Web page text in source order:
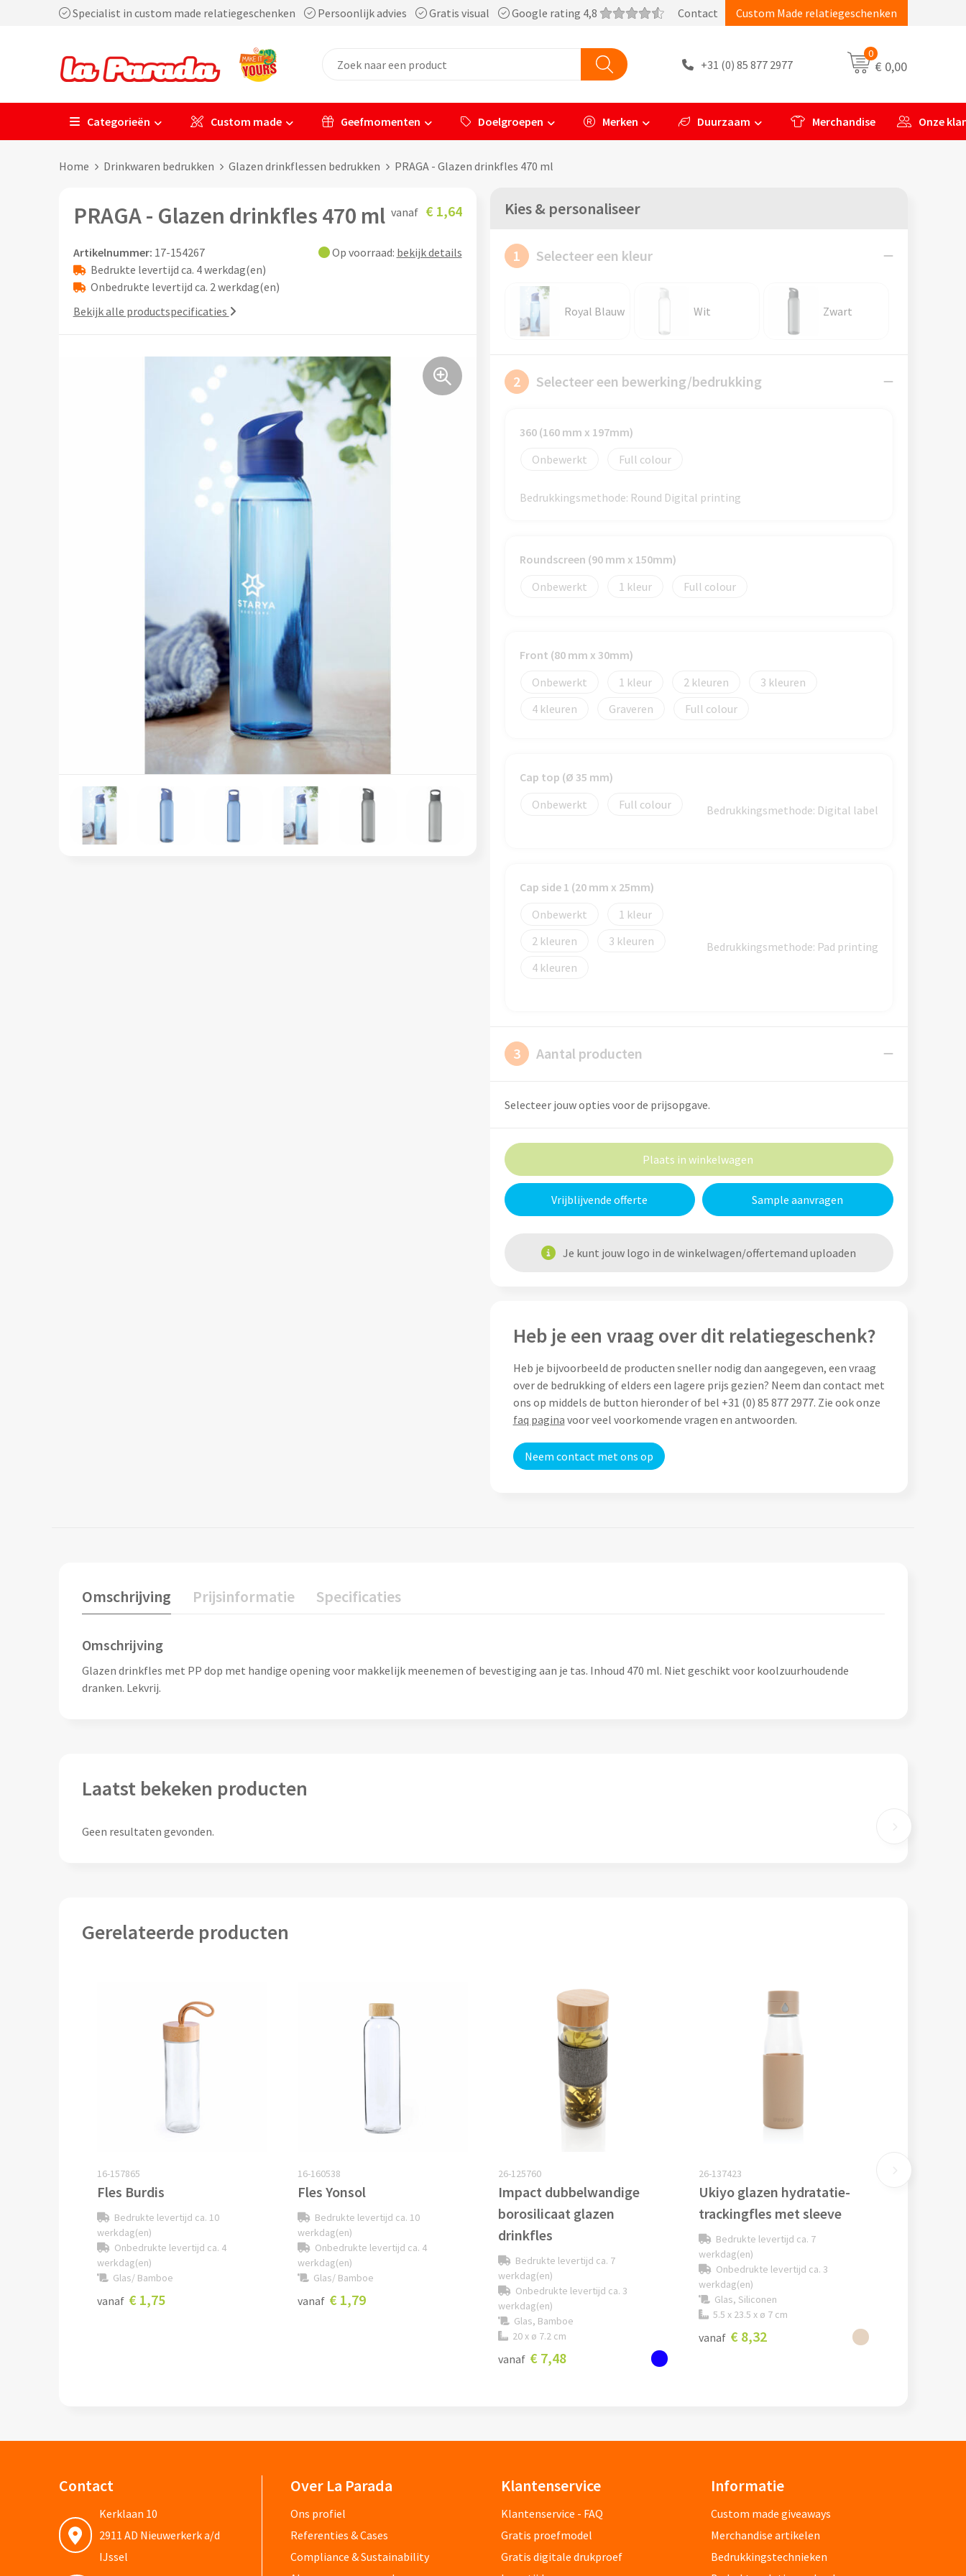
Specialist in custom made relatiegeschenken Persoonlijk advies Gratis visual Google rating 4,8 Contact Custom Made relatiegeschenken
+31 (0) 85 877 2977
0
€ 0,00
Categorieën Custom made Geefmomenten Doelgroepen Merken Duurzaam Merchandise Onze
Home Drinkwaren bedrukken Glazen drinkflessen bedrukken PRAGA - Glazen drinkfles 470 ml
PRAGA - Glazen drinkfles 470 ml vanaf € 1,64
Artikelnummer: 17-154267 Op voorraad: bekijk details
Bedrukte levertijd ca. 4 werkdag(en)
Onbedrukte levertijd ca. 2 werkdag(en)
Bekijk alle productspecificaties
Kies & personaliseer
1 Selecteer een kleur
Royal Blauw Wit Zwart
2 Selecteer een bewerking/bedrukking
360 (160 mm x 197mm)
Onbewerkt
Full colour
Bedrukkingsmethode: Round Digital printing
Roundscreen (90 mm x 150mm)
Onbewerkt
1 Full colour
Front (80 mm x 30mm)
Onbewerkt
1 2
3
4
Graveren Full colour
Cap top (Ø 35 mm)
Onbewerkt
Full colour Bedrukkingsmethode: Digital label
Cap side 1 (20 mm x 25mm)
Onbewerkt
1
2
3
4
Bedrukkingsmethode: Pad printing
3 Aantal producten
Selecteer jouw opties voor de prijsopgave.
Plaats in winkelwagen
Vrijblijvende offerte Sample aanvragen
Je kunt jouw logo in de winkelwagen/offertemand uploaden
Heb je een vraag over dit relatiegeschenk?
Heb je bijvoorbeeld de producten sneller nodig dan aangegeven, een vraag
over de bedrukking of elders een lagere prijs gezien? Neem dan contact met
ons op middels de button hieronder of bel +31 (0) 85 877 2977. Zie ook onze
faq pagina voor veel voorkomende vragen en antwoorden.
Neem contact met ons op
Omschrijving Prijsinformatie Specificaties
Omschrijving
Glazen drinkfles met PP dop met handige opening voor makkelijk meenemen of bevestiging aan je tas. Inhoud 470 ml. Niet geschikt voor koolzuurhoudende
dranken. Lekvrij.
Laatst bekeken producten
Geen resultaten gevonden.
Gerelateerde producten
16-157865
Fles Burdis
Bedrukte levertijd ca. 10
werkdag(en)
Onbedrukte levertijd ca. 4
werkdag(en)
Glas/ Bamboe
vanaf € 1,75
16-160538
Fles Yonsol
Bedrukte levertijd ca. 10
werkdag(en)
Onbedrukte levertijd ca. 4
werkdag(en)
Glas/ Bamboe
vanaf € 1,79
26-125760
Impact dubbelwandige
borosilicaat glazen
drinkfles
Bedrukte levertijd ca. 7
werkdag(en)
Onbedrukte levertijd ca. 3
werkdag(en)
Glas, Bamboe
20 x ø 7.2 cm
vanaf € 7,48
26-137423
Ukiyo glazen hydratatie-
trackingfles met sleeve
Bedrukte levertijd ca. 7
werkdag(en)
Onbedrukte levertijd ca. 3
werkdag(en)
Glas, Siliconen
5.5 x 23.5 x ø 7 cm
vanaf € 8,32
Contact
Kerklaan 10
2911 AD Nieuwerkerk a/d
IJssel
Over La Parada
Ons profiel
Referenties & Cases
Compliance & Sustainability
Klantenservice
Klantenservice - FAQ
Gratis proefmodel
Gratis digitale drukproef
Informatie
Custom made giveaways
Merchandise artikelen
Bedrukkingstechnieken